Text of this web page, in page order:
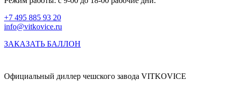
+7 495 885 93 20
info@vitkovice.ru
ЗАКАЗАТЬ БАЛЛОН
Официальный диллер чешского завода VITKOVICE